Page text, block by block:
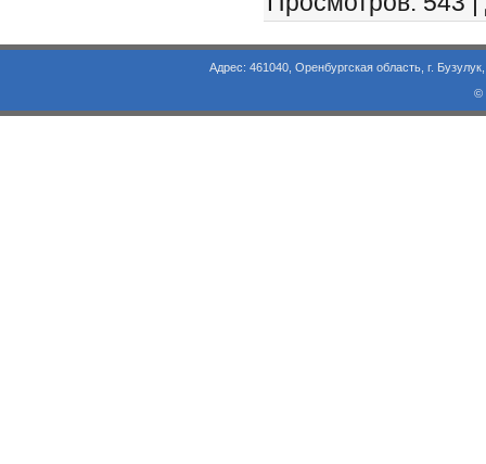
Адрес: 461040, Оренбургская область, г. Бузулук, ул.
©